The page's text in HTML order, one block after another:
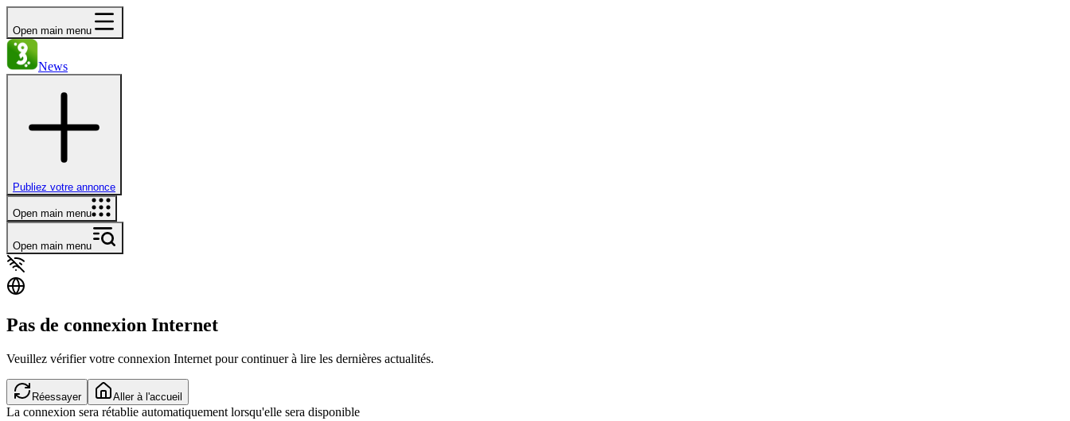
Open main menu
News
Publiez votre annonce
Open main menu
Open main menu
Pas de connexion Internet
Veuillez vérifier votre connexion Internet pour continuer à lire les dernières actualités.
Réessayer Aller à l'accueil
La connexion sera rétablie automatiquement lorsqu'elle sera disponible